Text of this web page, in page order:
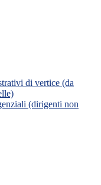
di vertice (da
(dirigenti non